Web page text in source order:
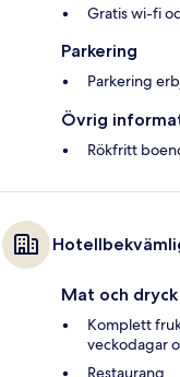
Gratis wi-fi
Parkering
Parkering
Övrig
Rökfritt
Mat och dryck
Komplett
veckodagar
Restaurang